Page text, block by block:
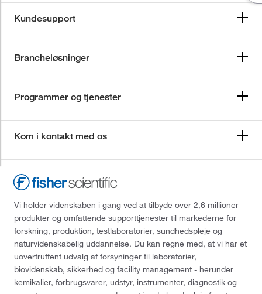
Kundesupport
Brancheløsninger
Programmer og tjenester
Kom i kontakt med os
Vi holder videnskaben i gang ved at tilbyde over 2,6 millioner
produkter og omfattende supporttjenester til markederne for
forskning, produktion, testlaboratorier, sundhedspleje og
naturvidenskabelig uddannelse. Du kan regne med, at vi har et
uovertruffent udvalg af forsyninger til laboratorier,
biovidenskab, sikkerhed og facility management - herunder
kemikalier, forbrugsvarer, udstyr, instrumenter, diagnostik og